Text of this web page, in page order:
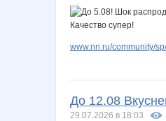
www.nn.ru/community/
До 12.08
29.07.2026 в 18:03